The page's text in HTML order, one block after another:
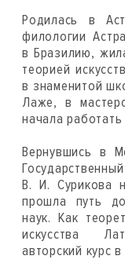
Родилась в
филологии
в Бразилию,
теорией
в знаменитой
Лаже, в
начала работать
Вернувшись в
В. И. Сурикова
прошла путь
наук. Как
искусства
авторский курс